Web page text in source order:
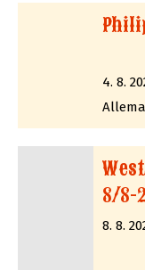
4. 8.
8/8-
8. 8.